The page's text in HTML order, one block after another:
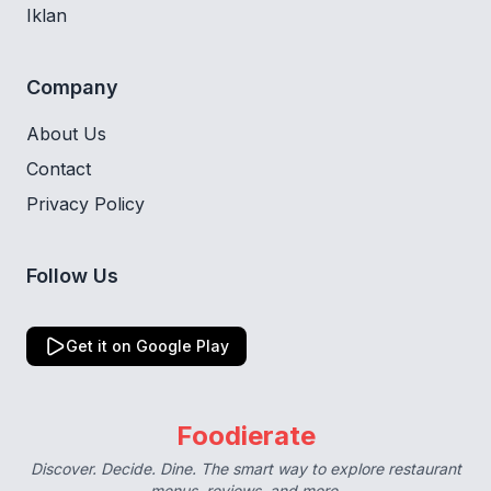
Iklan
Company
About Us
Contact
Privacy Policy
Follow Us
Get it on Google Play
Foodierate
Discover. Decide. Dine. The smart way to explore restaurant